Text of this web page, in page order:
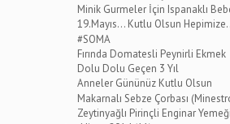
Minik Gurmeler İçin Ispanaklı
19.Mayıs... Kutlu Olsun
#SOMA
Fırında Domatesli Peynirli Ekmek
Dolu Dolu Geçen 3 Yıl
Anneler Gününüz Kutlu Olsun
Makarnalı Sebze Çorbası
Zeytinyağlı Pirinçli Enginar Yemeği